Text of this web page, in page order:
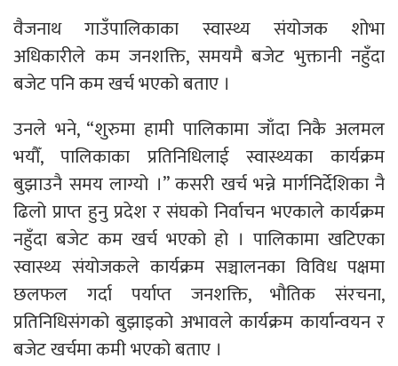
वैजनाथ गाउँपालिकाका स्वास्थ्य संयोजक शोभा
अधिकारीले कम जनशक्ति, समयमै बजेट भुक्तानी नहुँदा
बजेट पनि कम खर्च भएको बताए ।
उनले भने, “शुरुमा हामी पालिकामा जाँदा निकै अलमल
भयौँ, पालिकाका प्रतिनिधिलाई स्वास्थ्यका कार्यक्रम
बुझाउनै समय लाग्यो ।” कसरी खर्च भन्ने मार्गनिर्देशिका नै
ढिलो प्राप्त हुनु प्रदेश र संघको निर्वाचन भएकाले कार्यक्रम
नहुँदा बजेट कम खर्च भएको हो । पालिकामा खटिएका
स्वास्थ्य संयोजकले कार्यक्रम सञ्चालनका विविध पक्षमा
छलफल गर्दा पर्याप्त जनशक्ति, भौतिक संरचना,
प्रतिनिधिसंगको बुझाइको अभावले कार्यक्रम कार्यान्वयन र
बजेट खर्चमा कमी भएको बताए ।